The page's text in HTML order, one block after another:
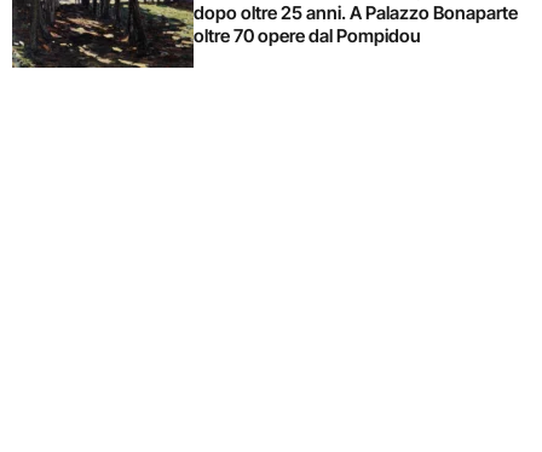
dopo oltre 25 anni. A Palazzo Bonaparte
oltre 70 opere dal Pompidou